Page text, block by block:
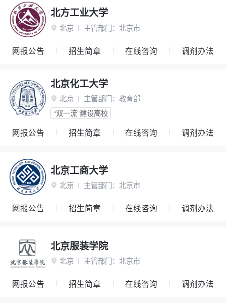
北方工业大学
 北京 主管部门： 北京市
网报公告 招生简章 在线咨询 调剂办法
北京化工大学
 北京 主管部门： 教育部
“双一流”建设高校
网报公告 招生简章 在线咨询 调剂办法
北京工商大学
 北京 主管部门： 北京市
网报公告 招生简章 在线咨询 调剂办法
北京服装学院
 北京 主管部门： 北京市
网报公告 招生简章 在线咨询 调剂办法